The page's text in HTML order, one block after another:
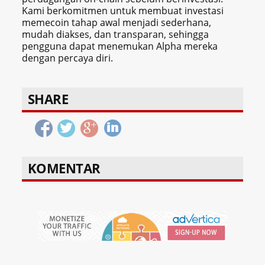
Kami berkomitmen untuk membuat investasi
memecoin tahap awal menjadi sederhana,
mudah diakses, dan transparan, sehingga
pengguna dapat menemukan Alpha mereka
dengan percaya diri.
SHARE
KOMENTAR